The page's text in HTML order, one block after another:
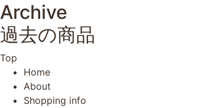
Archive
過去の商品
Top
Home
About
Shopping info